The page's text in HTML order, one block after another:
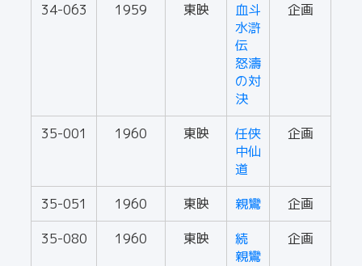
34-063 1959 東映
血斗
水滸
伝
怒濤
の対
決
企画
35-001 1960 東映
任侠
中仙
道
企画
35-051 1960 東映 親鸞
企画
35-080
1960 東映
続
親鸞
企画